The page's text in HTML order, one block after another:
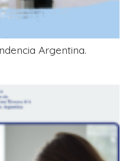
Argentina.